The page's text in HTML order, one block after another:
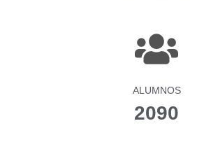
ALUMNOS
2090